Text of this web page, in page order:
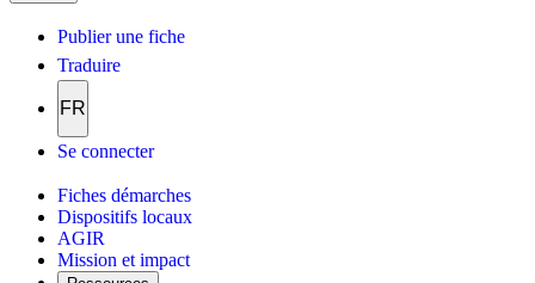
Publier une fiche
Traduire
FR
Se connecter
Fiches démarches
Dispositifs locaux
AGIR
Mission et impact